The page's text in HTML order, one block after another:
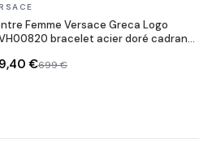
stock
Femme Versace Greca Logo
bracelet acier doré cadran
€699 €